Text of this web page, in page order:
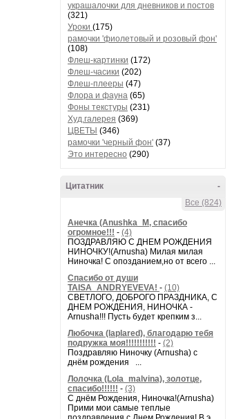
украшалочки для дневников и постов
(321)
Уроки (175)
рамочки 'фиолетовый и розовый фон'
(108)
Флеш-картинки (172)
Флеш-часики (202)
Флеш-плееры (47)
Флора и фауна (65)
Фоны текстуры (231)
Худ.галерея (369)
ЦВЕТЫ (346)
рамочки 'черный фон' (37)
Это интересно (290)
-
Цитатник
Все (824)
Анечка (Anushka_M, спасибо
огромное!!! - (4)
ПОЗДРАВЛЯЮ С ДНЕМ РОЖДЕНИЯ
НИНОЧКУ!(Arnusha) Милая милая
Ниночка! С опозданием,но от всего ...
Спасибо от души
TAISA_ANDRYEVEVA! - (10)
СВЕТЛОГО, ДОБРОГО ПРАЗДНИКА, С
ДНЕМ РОЖДЕНИЯ, НИНОЧКА -
Arnusha!!! Пусть будет крепким з...
Любочка (laplared), благодарю тебя
подружка моя!!!!!!!!!!! - (2)
Поздравляю Ниночку (Arnusha) с
днём рождения ...
Лолочка (Lola_malvina), золотце,
спасибо!!!!!! - (3)
С днём Рождения, Ниночка!(Аrnusha)
Прими мои самые теплые